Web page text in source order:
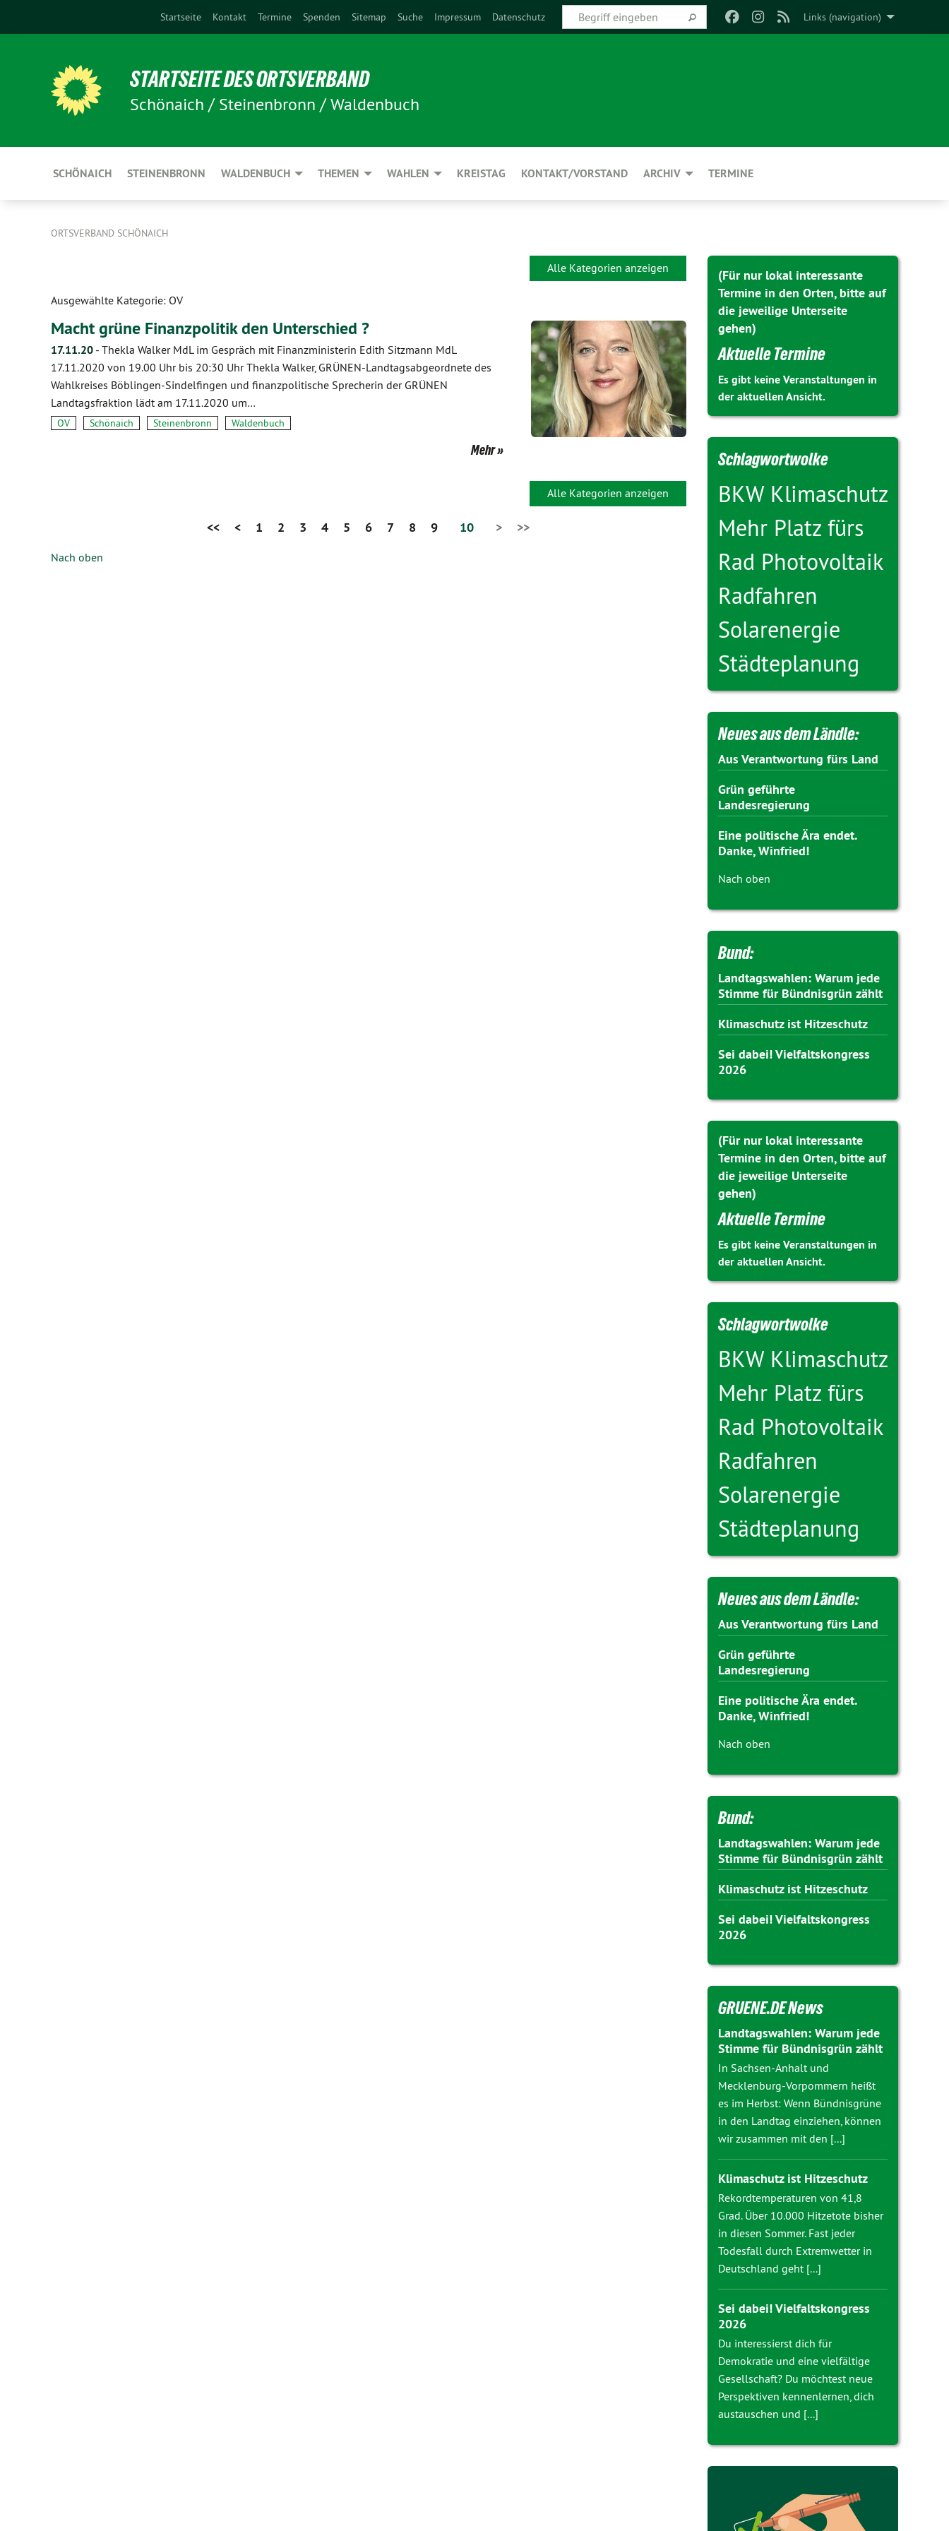
Links (navigation)
Startseite Kontakt Termine Spenden Sitemap Suche Impressum Datenschutz
STARTSEITE DES ORTSVERBAND
Schönaich / Steinenbronn / Waldenbuch
SCHÖNAICH STEINENBRONN WALDENBUCH THEMEN WAHLEN KREISTAG KONTAKT/VORSTAND ARCHIV TERMINE
ORTSVERBAND SCHÖNAICH
Alle Kategorien anzeigen
Ausgewählte Kategorie: OV
Macht grüne Finanzpolitik den Unterschied ?
17.11.20 - Thekla Walker MdL im Gespräch mit Finanzministerin Edith Sitzmann MdL
17.11.2020 von 19.00 Uhr bis 20:30 Uhr Thekla Walker, GRÜNEN-Landtagsabgeordnete des
Wahlkreises Böblingen-Sindelfingen und finanzpolitische Sprecherin der GRÜNEN
Landtagsfraktion lädt am 17.11.2020 um…
OV Schönaich Steinenbronn Waldenbuch
Mehr
Alle Kategorien anzeigen
<< < 1 2 3 4 5 6 7 8 9 10 > >>
Nach oben
(Für nur lokal interessante
Termine in den Orten, bitte auf
die jeweilige Unterseite
gehen)
Aktuelle Termine
Es gibt keine Veranstaltungen in
der aktuellen Ansicht.
Schlagwortwolke
BKW Klimaschutz
Mehr Platz fürs
Rad Photovoltaik
Radfahren
Solarenergie
Städteplanung
Neues aus dem Ländle:
Aus Verantwortung fürs Land
Grün geführte
Landesregierung
Eine politische Ära endet.
Danke, Winfried!
Nach oben
Bund:
Landtagswahlen: Warum jede
Stimme für Bündnisgrün zählt
Klimaschutz ist Hitzeschutz
Sei dabei! Vielfaltskongress
2026
(Für nur lokal interessante
Termine in den Orten, bitte auf
die jeweilige Unterseite
gehen)
Aktuelle Termine
Es gibt keine Veranstaltungen in
der aktuellen Ansicht.
Schlagwortwolke
BKW Klimaschutz
Mehr Platz fürs
Rad Photovoltaik
Radfahren
Solarenergie
Städteplanung
Neues aus dem Ländle:
Aus Verantwortung fürs Land
Grün geführte
Landesregierung
Eine politische Ära endet.
Danke, Winfried!
Nach oben
Bund:
Landtagswahlen: Warum jede
Stimme für Bündnisgrün zählt
Klimaschutz ist Hitzeschutz
Sei dabei! Vielfaltskongress
2026
GRUENE.DE News
Landtagswahlen: Warum jede
Stimme für Bündnisgrün zählt
In Sachsen-Anhalt und
Mecklenburg-Vorpommern heißt
es im Herbst: Wenn Bündnisgrüne
in den Landtag einziehen, können
wir zusammen mit den [...]
Klimaschutz ist Hitzeschutz
Rekordtemperaturen von 41,8
Grad. Über 10.000 Hitzetote bisher
in diesen Sommer. Fast jeder
Todesfall durch Extremwetter in
Deutschland geht [...]
Sei dabei! Vielfaltskongress
2026
Du interessierst dich für
Demokratie und eine vielfältige
Gesellschaft? Du möchtest neue
Perspektiven kennenlernen, dich
austauschen und [...]